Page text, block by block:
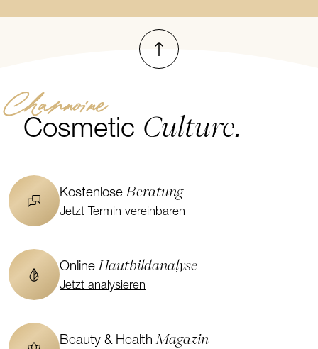
Nach oben
Channoine
Cosmetic Culture.
KostenloseBeratung
Jetzt Termin vereinbaren
OnlineHautbildanalyse
Jetzt analysieren
Beauty & HealthMagazin